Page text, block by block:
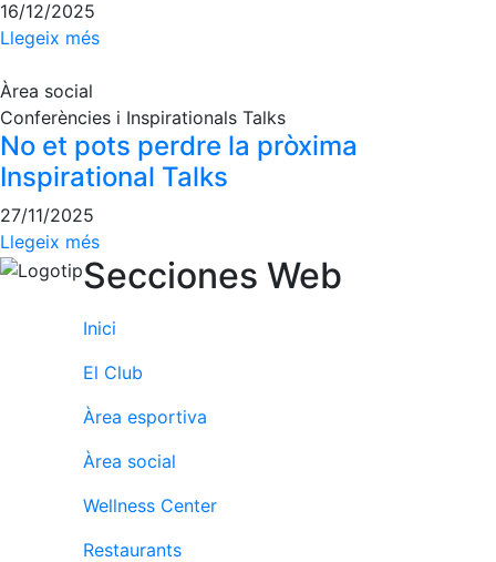
Avantatges
socials
Revista
Vols ser
Patrocinador
del Club?
Notícies
Inscripcions
16/12/2025
Llegeix més
Àrea social
Conferències i Inspirationals Talks
No et pots perdre la pròxima
Inspirational Talks
27/11/2025
Llegeix més
Secciones Web
Inici
El Club
Àrea esportiva
Àrea social
Wellness Center
Restaurants